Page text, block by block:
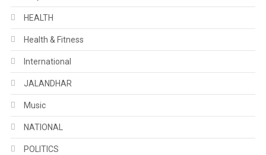
HEALTH
Health & Fitness
International
JALANDHAR
Music
NATIONAL
POLITICS